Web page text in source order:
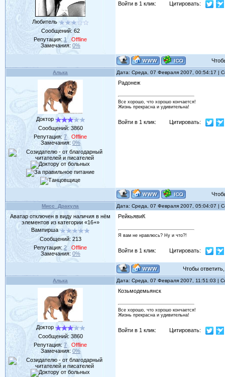
Любитель
Сообщений: 62
Репутация: 1
Offline
Замечания: 0%
Войти в 1 клик: Цитировать:
Алька Дата: Среда, 07 Февраля 2007, 00:54:17 |
Доктор
Сообщений: 3860
Репутация:7
Offline
Замечания: 0%
Радонеж
Все хорошо, что хорошо кончается!
Жизнь прекрасна и удивительна!
Войти в 1 клик: Цитировать:
Мисс_Дракула Дата: Среда, 07 Февраля 2007, 05:04:07 |
Аватар отключен в виду наличия в нём
элементов из категории «16+»
Вампирша
Сообщений: 213
Репутация:2
Offline
Замечания: 0%
РейкьявиК
Я вам не нравлюсь? Ну и что?!
Войти в 1 клик: Цитировать:
Чтобы
Алька Дата: Среда, 07 Февраля 2007, 11:51:03 |
Доктор
Сообщений: 3860
Репутация:7
Offline
Замечания: 0%
Козьмодемьянск
Все хорошо, что хорошо кончается!
Жизнь прекрасна и удивительна!
Войти в 1 клик: Цитировать: